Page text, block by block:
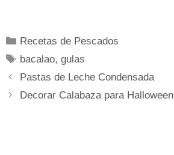
Recetas de Pescados
bacalao,gulas
Pastas de Leche Condensada
Decorar Calabaza para Halloween